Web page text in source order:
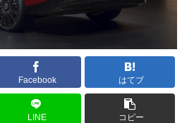
Facebook はてブ
LINE コピー